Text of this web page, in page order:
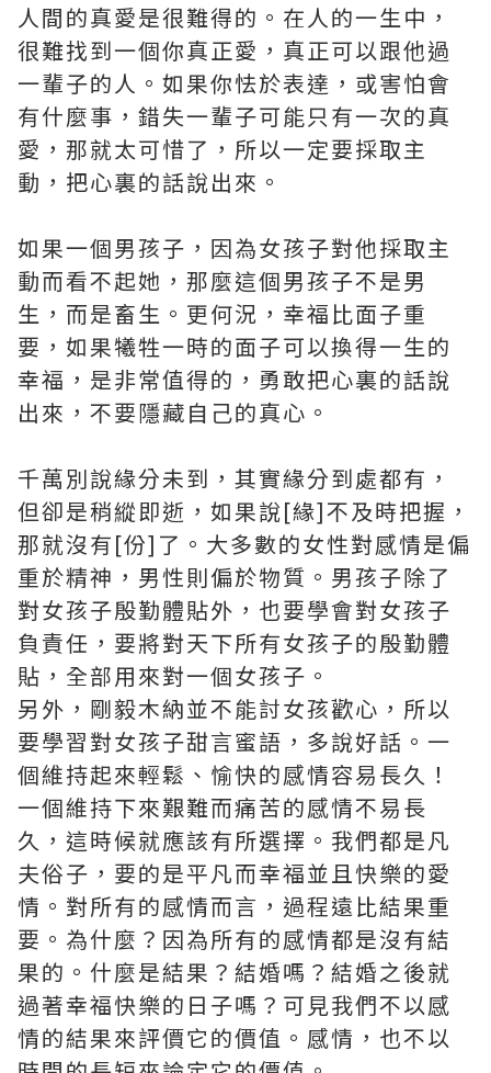
人間的真愛是很難得的。在人的一生中，
很難找到一個你真正愛，真正可以跟他過
一輩子的人。如果你怯於表達，或害怕會
有什麼事，錯失一輩子可能只有一次的真
愛，那就太可惜了，所以一定要採取主
動，把心裏的話說出來。
如果一個男孩子，因為女孩子對他採取主
動而看不起她，那麼這個男孩子不是男
生，而是畜生。更何況，幸福比面子重
要，如果犧牲一時的面子可以換得一生的
幸福，是非常值得的，勇敢把心裏的話說
出來，不要隱藏自己的真心。
千萬別說緣分未到，其實緣分到處都有，
但卻是稍縱即逝，如果說[緣]不及時把握，
那就沒有[份]了。大多數的女性對感情是偏
重於精神，男性則偏於物質。男孩子除了
對女孩子殷勤體貼外，也要學會對女孩子
負責任，要將對天下所有女孩子的殷勤體
貼，全部用來對一個女孩子。
另外，剛毅木納並不能討女孩歡心，所以
要學習對女孩子甜言蜜語，多說好話。一
個維持起來輕鬆、愉快的感情容易長久！
一個維持下來艱難而痛苦的感情不易長
久，這時候就應該有所選擇。我們都是凡
夫俗子，要的是平凡而幸福並且快樂的愛
情。對所有的感情而言，過程遠比結果重
要。為什麼？因為所有的感情都是沒有結
果的。什麼是結果？結婚嗎？結婚之後就
過著幸福快樂的日子嗎？可見我們不以感
情的結果來評價它的價值。感情，也不以